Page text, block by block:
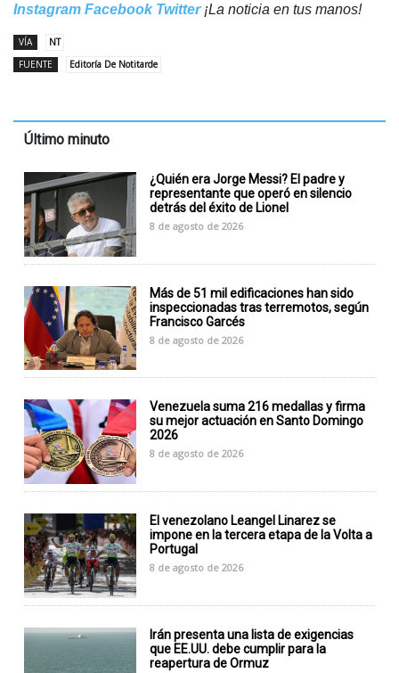
Instagram Facebook Twitter¡La noticia en tus manos!
VÍA
NT
FUENTE
Editoría De Notitarde
Último minuto
¿Quién era Jorge Messi? El padre y
representante que operó en silencio
detrás del éxito de Lionel
8 de agosto de 2026
Más de 51 mil edificaciones han sido
inspeccionadas tras terremotos, según
Francisco Garcés
8 de agosto de 2026
Venezuela suma 216 medallas y firma
su mejor actuación en Santo Domingo
2026
8 de agosto de 2026
El venezolano Leangel Linarez se
impone en la tercera etapa de la Volta a
Portugal
8 de agosto de 2026
Irán presenta una lista de exigencias
que EE.UU. debe cumplir para la
reapertura de Ormuz